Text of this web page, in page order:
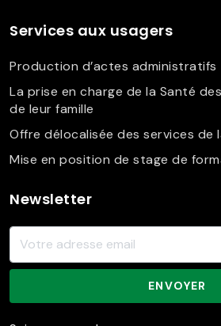
Services aux usagers
Production d’actes administratifs
La prise en charge de la Santé
de leur famille
Offre délocalisée des services de
Mise en position de stage de
Newsletter
ENVOYER